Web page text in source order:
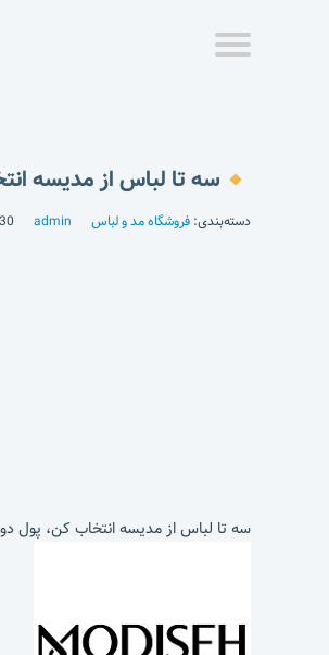
سه تا لباس از مدیسه
دسته‌بندی: فروشگاه مد و لباس admin 30 مارس 2023
سه تا لباس از مدیسه انتخاب کن، پول